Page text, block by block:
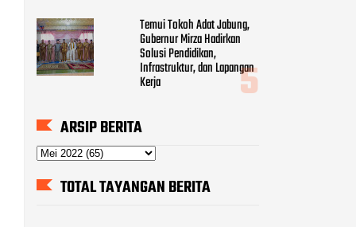
Temui Tokoh Adat Jabung,
Gubernur Mirza Hadirkan
Solusi Pendidikan,
Infrastruktur, dan Lapangan
Kerja
ARSIP BERITA
TOTAL TAYANGAN BERITA